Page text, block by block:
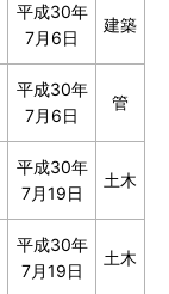
平成30年
7月6日
建築
平成30年
7月6日
管
平成30年
7月19日
土木
平成30年
7月19日
土木